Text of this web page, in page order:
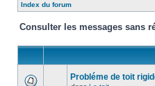
Index du forum
Consulter les messages sans
Probléme de toit